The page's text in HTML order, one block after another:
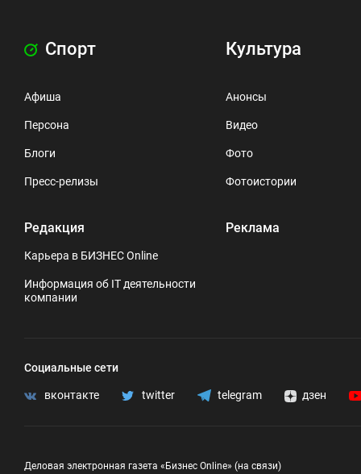
Спорт
Афиша
Персона
Блоги
Пресс-релизы
Редакция
Карьера в БИЗНЕС Online
Информация об IT деятельности
компании
Культура
Анонсы
Видео
Фото
Фотоистории
Реклама
Социальные сети
вконтакте twitter telegram дзен
Деловая электронная газета «Бизнес Online» (на связи)